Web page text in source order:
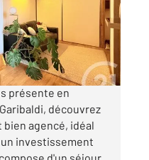
présente en
découvrez
agencé, idéal
investissement